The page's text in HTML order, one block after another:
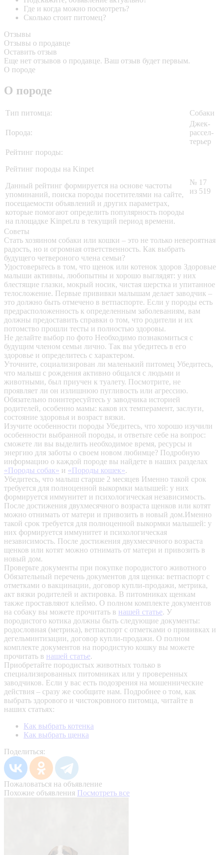
Где и когда можно посмотреть?
Сколько стоит питомец?
Отзывы
Отзывы о продавце
Оставить отзыв
Еще нет отзывов о продавце. Ваш отзыв будет первым.
О породе
О породе
Тип питомца: Собаки
Порода:
Джек-
рассел-
терьер
Рейтинг породы:
Рейтинг породы на Kinpet
Данный рейтинг формируется на основе частоты
упоминаний, поиска породы посетителями на сайте,
посещаемости объявлений и других параметрах,
которые помогают определить популярность породы
на площадке Kinpet.ru в текущий период времени.
№ 17
из 519
Советы
Стать хозяином собаки или кошки – это не только невероятная
радость, но и огромная ответственность. Как выбрать
будущего четвероного члена семьи?
Удостоверьтесь в том, что щенок или котенок здоров Здоровые
малыши активны, любопытны и хорошо выглядят: у них
блестящие глазки, мокрый носик, чистая шерстка и упитанное
телосложение. Первые прививки малышам делает заводчик –
это должно быть отмечено в ветпаспорте. Если у породы есть
предрасположенность к определенным заболеваниям, вам
должны предоставить справки о том, что родители и их
потомство прошли тесты и полностью здоровы.
Не делайте выбор по фото Необходимо познакомиться с
будущим членом семьи лично. Так вы убедитесь в его
здоровье и определитесь с характером.
Уточните, социализирован ли маленький питомец Убедитесь,
что малыш с рождения активно общался с людьми и
животными, был приучен к туалету. Посмотрите, не
проявляет ли он излишнюю пугливость или агрессию.
Обязательно поинтересуйтесь у заводчика историей
родителей, особенно мамы: каков их темперамент, заслуги,
состояние здоровья и возраст вязки.
Изучите особенности породы Убедитесь, что хорошо изучили
особенности выбранной породы, и ответьте себе на вопрос:
сможете ли вы выделить необходимое время, ресурсы и
энергию для заботы о своем новом любимце? Подробную
информацию о каждой породе вы найдете в наших разделах
«Породы собак» и «Породы кошек».
Убедитесь, что малыш старше 2 месяцев Именно такой срок
требуется для полноценной выкормки малышей: у них
формируется иммунитет и психологическая независимость.
После достижения двухмесячного возраста щенков или котят
можно отнимать от матери и привозить в новый дом.Именно
такой срок требуется для полноценной выкормки малышей: у
них формируется иммунитет и психологическая
независимость. После достижения двухмесячного возраста
щенков или котят можно отнимать от матери и привозить в
новый дом.
Проверьте документы при покупке породистого животного
Обязательный перечень документов для щенка: ветпаспорт с
отметками о вакцинации, договор купли-продажи, метрика,
акт вязки родителей и актировка. В питомниках щенкам
также проставляют клеймо. О полном комплекте документов
на собаку вы можете прочитать в нашей статье. У
породистого котика должны быть следующие документы:
родословная (метрика), ветпаспорт с отметками о прививках и
дегельминтизации, договор купли-продажи. О полном
комплекте документов на породистую кошку вы можете
прочитать в нашей статье.
Приобретайте породистых животных только в
специализированных питомниках или у проверенных
заводчиков. Если у вас есть подозрения на мошеннические
действия – сразу же сообщите нам. Подробнее о том, как
выбрать здорового и чистокровного питомца, читайте в
наших статьях:
Как выбрать котенка
Как выбрать щенка
Поделиться:
Пожаловаться на объявление
Похожие объявления Посмотреть все